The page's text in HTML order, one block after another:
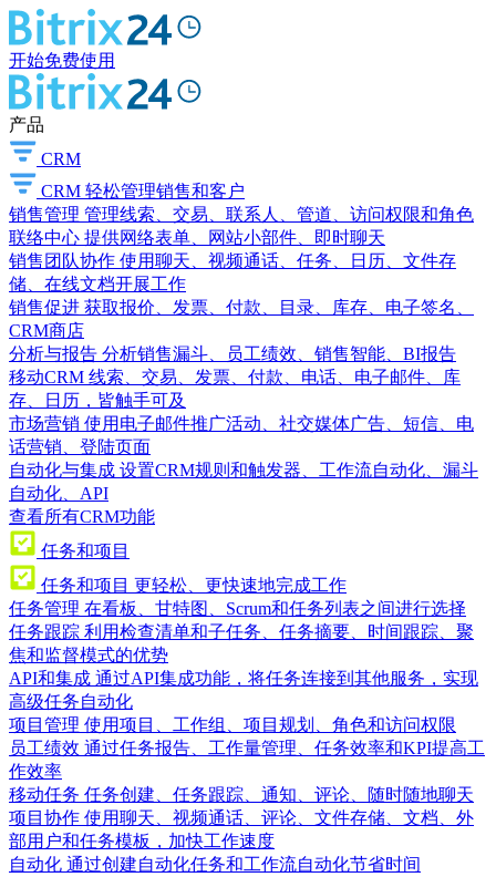
开始免费使用
产品
CRM
CRM 轻松管理销售和客户
销售管理 管理线索、交易、联系人、管道、访问权限和角色
联络中心 提供网络表单、网站小部件、即时聊天
销售团队协作 使用聊天、视频通话、任务、日历、文件存
储、在线文档开展工作
销售促进 获取报价、发票、付款、目录、库存、电子签名、
CRM商店
分析与报告 分析销售漏斗、员工绩效、销售智能、BI报告
移动CRM 线索、交易、发票、付款、电话、电子邮件、库
存、日历，皆触手可及
市场营销 使用电子邮件推广活动、社交媒体广告、短信、电
话营销、登陆页面
自动化与集成 设置CRM规则和触发器、工作流自动化、漏斗
自动化、API
查看所有CRM功能
任务和项目
任务和项目 更轻松、更快速地完成工作
任务管理 在看板、甘特图、Scrum和任务列表之间进行选择
任务跟踪 利用检查清单和子任务、任务摘要、时间跟踪、聚
焦和监督模式的优势
API和集成 通过API集成功能，将任务连接到其他服务，实现
高级任务自动化
项目管理 使用项目、工作组、项目规划、角色和访问权限
员工绩效 通过任务报告、工作量管理、任务效率和KPI提高工
作效率
移动任务 任务创建、任务跟踪、通知、评论、随时随地聊天
项目协作 使用聊天、视频通话、评论、文件存储、文档、外
部用户和任务模板，加快工作速度
自动化 通过创建自动化任务和工作流自动化节省时间